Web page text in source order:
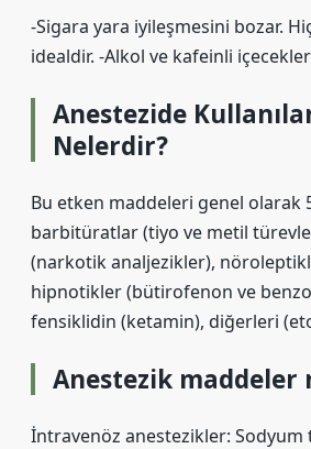
-Sigara yara iyileşmesini bozar.
idealdir. -Alkol ve kafeinli
Anestezide
Nelerdir?
Bu etken maddeleri genel olarak
barbitüratlar (tiyo ve metil
(narkotik analjezikler),
hipnotikler (bütirofenon ve
fensiklidin (ketamin), diğerleri
Anestezik maddeler
İntravenöz anestezikler: Sodyum